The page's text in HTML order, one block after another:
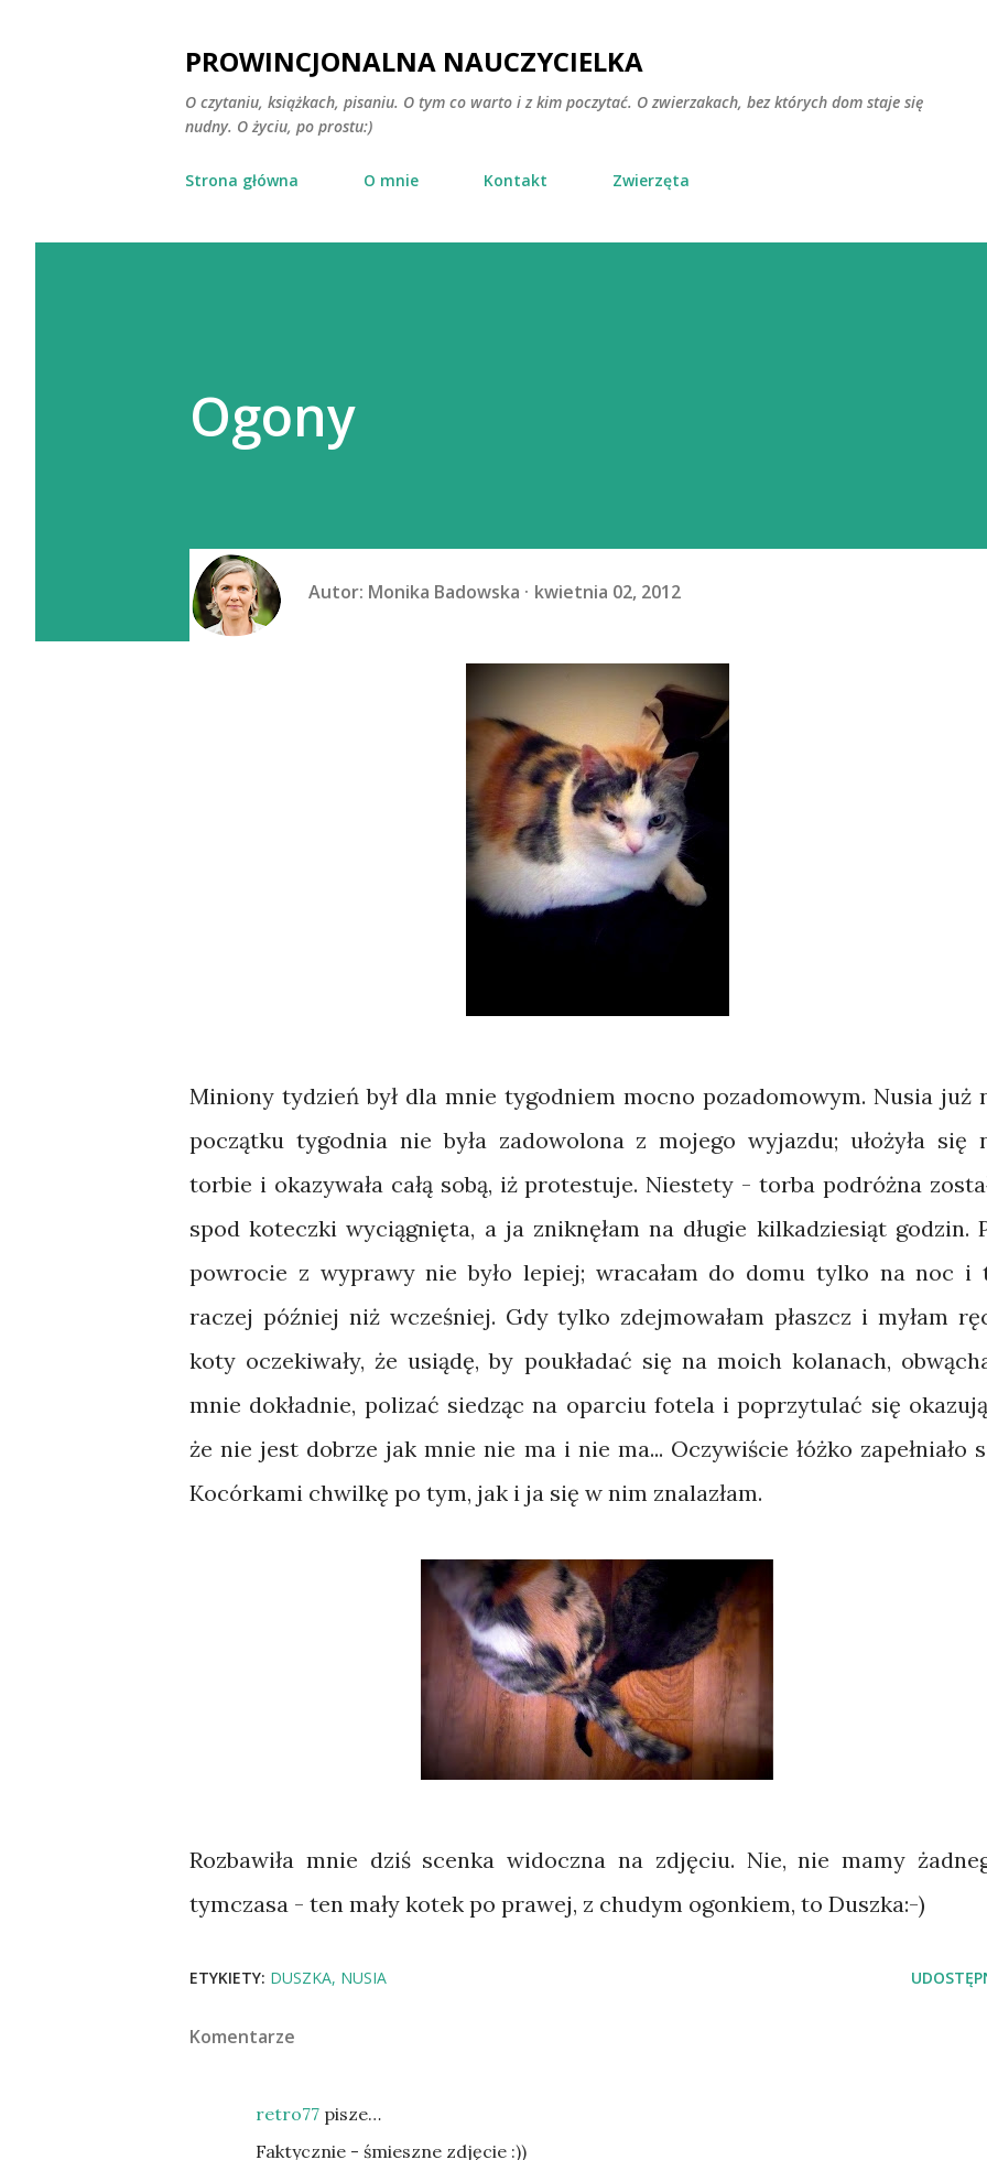
PROWINCJONALNA NAUCZYCIELKA
O czytaniu, książkach, pisaniu. O tym co warto i z kim poczytać. O zwierzakach, bez których dom staje się
nudny. O życiu, po prostu:)
Strona główna O mnie Kontakt Zwierzęta
Ogony
Autor: Monika Badowska kwietnia 02, 2012
Miniony tydzień był dla mnie tygodniem mocno pozadomowym. Nusia już
początku tygodnia nie była zadowolona z mojego wyjazdu; ułożyła się
torbie i okazywała całą sobą, iż protestuje. Niestety - torba podróżna
spod koteczki wyciągnięta, a ja zniknęłam na długie kilkadziesiąt godzin.
powrocie z wyprawy nie było lepiej; wracałam do domu tylko na noc i
raczej później niż wcześniej. Gdy tylko zdejmowałam płaszcz i myłam
koty oczekiwały, że usiądę, by poukładać się na moich kolanach,
mnie dokładnie, polizać siedząc na oparciu fotela i poprzytulać się
że nie jest dobrze jak mnie nie ma i nie ma... Oczywiście łóżko zapełniało
Kocórkami chwilkę po tym, jak i ja się w nim znalazłam.
Rozbawiła mnie dziś scenka widoczna na zdjęciu. Nie, nie mamy
tymczasa - ten mały kotek po prawej, z chudym ogonkiem, to Duszka:-)
ETYKIETY: DUSZKA NUSIA
Komentarze
retro77 pisze…
Faktycznie - śmieszne zdjęcie :))